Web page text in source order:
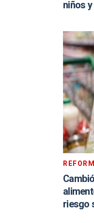
niños
riesgo